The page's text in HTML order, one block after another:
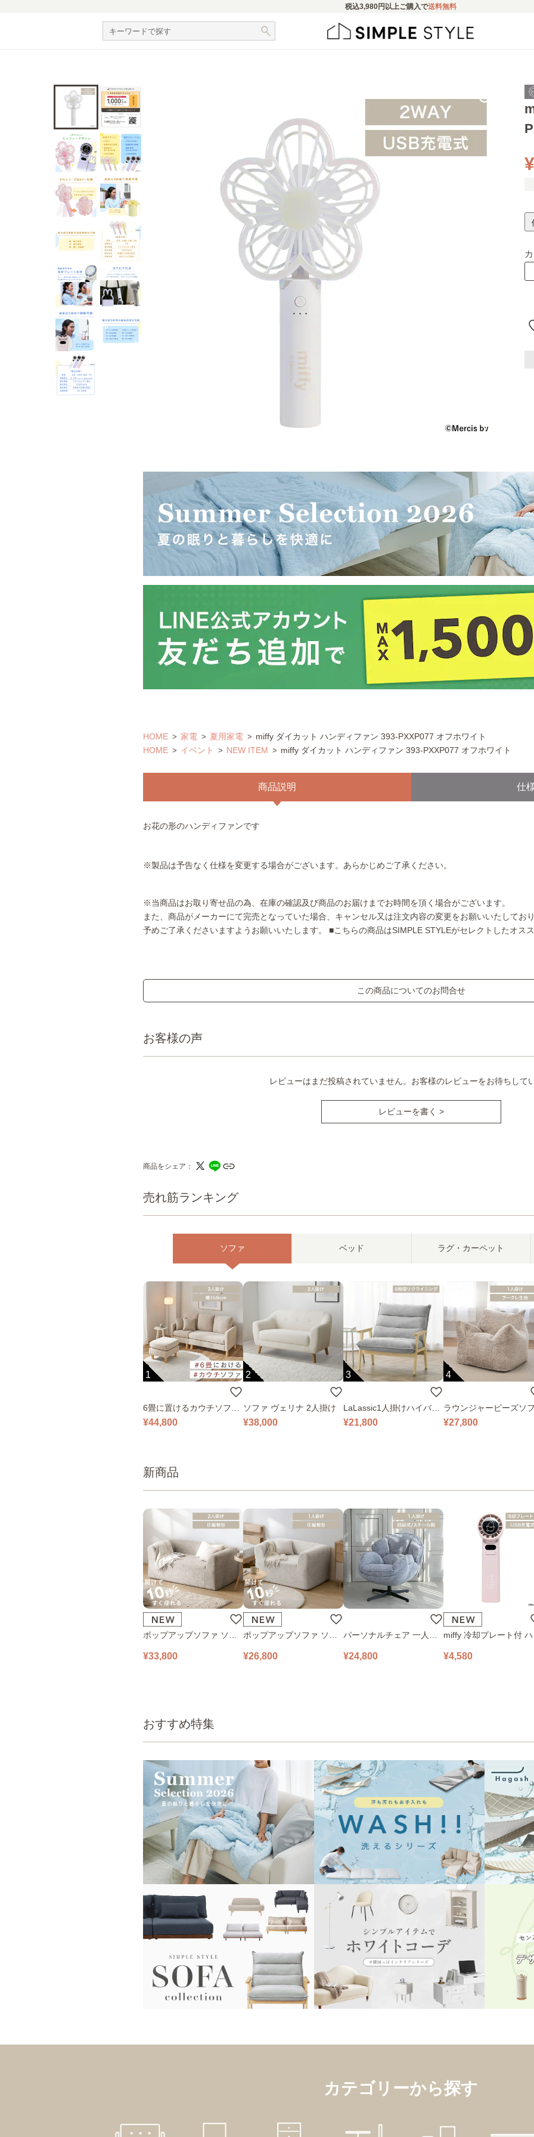
税込3,980円 以上ご購入で送料無料
売れ筋ランキング
ソファ ベッド ラグ・カーペット
1
6畳に置けるカウチソファ
｜ベージュ
¥44,800
2
ソファ ヴェリナ 2人掛け
¥38,000
3
LaLassic1人掛けハイバッ
クソファ ワイド
¥21,800
4
ラウンジャービーズソ
¥27,800
新商品
ポップアップソファ ソフ
2人掛け PUS1-2SA ベージ
¥33,800
ポップアップソファ ソフ
1人掛け PUS1-1SA ベージ
¥26,800
パーソナルチェア 一人掛
ブルーグレー
¥24,800
miffy 冷却プレート付 ハ
ピンク
¥4,580
おすすめ特集
HOME 家電 夏用家電
miffy ダイカット ハンディファン 393-PXXP077 オフホワイト
HOME
イベント NEW ITEM miffy ダイカット ハンディファン 393-PXXP077 オフホワイト
商品説明 仕
お花の形のハンディファンです
※製品は予告なく仕様を変更する場合がございます。あらかじめご了承ください。
※当商品はお取り寄せ品の為、在庫の確認及び商品のお届けまでお時間を頂く場合がございます。
また、商品がメーカーにて完売となっていた場合、キャンセル又は注文内容の変更をお願いいたしており
予めご了承くださいますようお願いいたします。 ■こちらの商品はSIMPLE STYLEがセレクトしたオスス
この商品についてのお問合せ
お客様の声
レビューはまだ投稿されていません。お客様のレビューをお待ちして
レビューを書く >
商品をシェア
カテゴリーから探す